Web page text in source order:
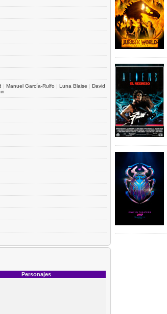
| Manuel García-Rulfo | Luna Blaise | David
Personajes